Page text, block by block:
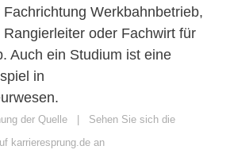
Werkbahnbetrieb,
oder Fachwirt für
Auch ein Studium ist eine
in
der Quelle
Sehen Sie sich die
karrieresprung.de an